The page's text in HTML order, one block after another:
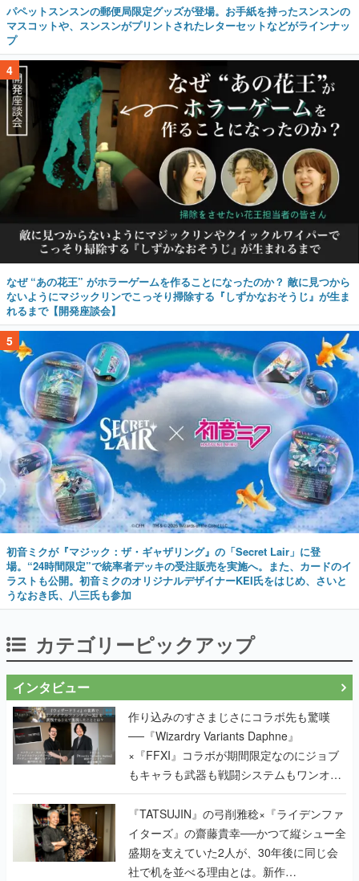
パペットスンスンの郵便局限定グッズが登場。お手紙を持ったスンスンの
マスコットや、スンスンがプリントされたレターセットなどがラインナッ
プ
4
なぜ “あの花王” がホラーゲームを作ることになったのか？ 敵に見つから
ないようにマジックリンでこっそり掃除する『しずかなおそうじ』が生ま
れるまで【開発座談会】
5
初音ミクが『マジック：ザ・ギャザリング』の「Secret Lair」に登
場。“24時間限定”で統率者デッキの受注販売を実施へ。また、カードのイ
ラストも公開。初音ミクのオリジナルデザイナーKEI氏をはじめ、さいと
うなおき氏、八三氏も参加
カテゴリーピックアップ
インタビュー
作り込みのすさまじさにコラボ先も驚嘆
──『Wizardry Variants Daphne』
×『FFXI』コラボが期間限定なのにジョブ
もキャラも武器も戦闘システムもワンオフ
で作り込まれた理由を両ディレクターに聞
く
『TATSUJIN』の弓削雅稔×『ライデンファ
イターズ』の齋藤貴幸──かつて縦シュー全
盛期を支えていた2人が、30年後に同じ会
社で机を並べる理由とは。新作